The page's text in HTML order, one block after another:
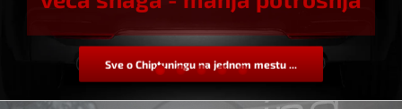
Sve o Chiptuningu na jednom mestu ...